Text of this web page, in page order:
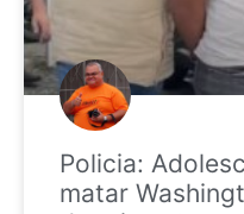
Policia:
matar